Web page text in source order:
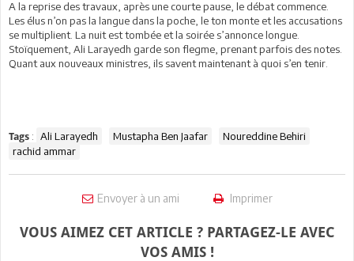
A la reprise des travaux, après une courte pause, le débat commence.
Les élus n’on pas la langue dans la poche, le ton monte et les accusations
se multiplient. La nuit est tombée et la soirée s’annonce longue.
Stoïquement, Ali Larayedh garde son flegme, prenant parfois des notes.
Quant aux nouveaux ministres, ils savent maintenant à quoi s’en tenir.
Tags : Ali Larayedh Mustapha Ben Jaafar
Noureddine Behiri
rachid ammar
Envoyer à un ami Imprimer
VOUS AIMEZ CET ARTICLE ? PARTAGEZ-LE AVEC
VOS AMIS !